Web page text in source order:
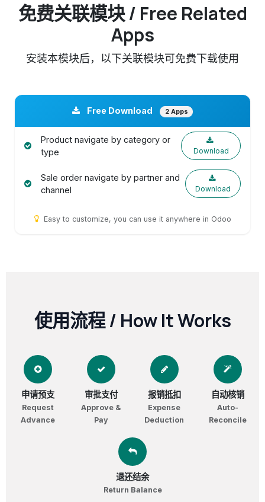
免费关联模块 / Free Related
Apps
安装本模块后，以下关联模块可免费下载使用
Free Download 2 Apps
Product navigate by category or
type
Download
Sale order navigate by partner and
channel
Download
Easy to customize, you can use it anywhere in Odoo
使用流程 / How It Works
申请预支
Request
Advance
审批支付
Approve &
Pay
报销抵扣
Expense
Deduction
自动核销
Auto-
Reconcile
退还结余
Return Balance